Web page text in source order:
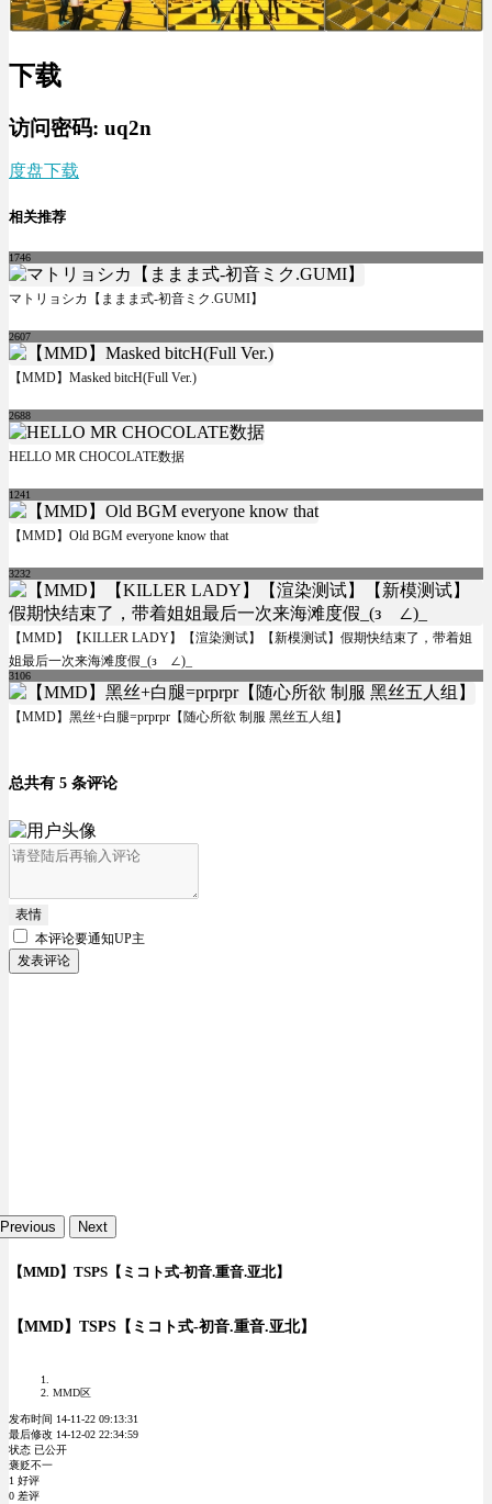
下载
访问密码: uq2n
度盘下载
相关推荐
1746
マトリョシカ【ままま式-初音ミク.GUMI】
2607
【MMD】Masked bitcH(Full Ver.)
2688
HELLO MR CHOCOLATE数据
1241
【MMD】Old BGM everyone know that
3232
【MMD】【KILLER LADY】【渲染测试】【新模测试】假期快结束了，带着姐
姐最后一次来海滩度假_(зゝ∠)_
3106
【MMD】黑丝+白腿=prprpr【随心所欲 制服 黑丝五人组】
总共有 5 条评论
表情
本评论要通知UP主
发表评论
Previous Next
【MMD】TSPS【ミコト式-初音.重音.亚北】
【MMD】TSPS【ミコト式-初音.重音.亚北】
MMD区
发布时间 14-11-22 09:13:31
最后修改 14-12-02 22:34:59
状态 已公开
褒贬不一
1 好评
0 差评